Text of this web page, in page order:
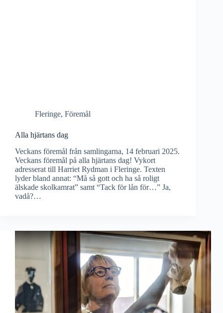
Fleringe, Föremål
Alla hjärtans dag
Veckans föremål från samlingarna, 14 februari 2025.
Veckans föremål på alla hjärtans dag! Vykort
adresserat till Harriet Rydman i Fleringe. Texten
lyder bland annat: “Må så gott och ha så roligt
älskade skolkamrat” samt “Tack för lån för…” Ja,
vadå?…